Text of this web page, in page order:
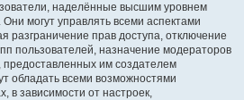
наделённые высшим уровнем
могут управлять всеми аспектами
разграничение прав доступа, отключение
пользователей, назначение модераторов
предоставленных им создателем
обладать всеми возможностями
в зависимости от настроек,